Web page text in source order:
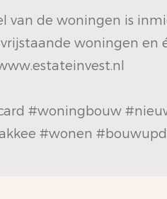
van de woningen is
woningen en
#woningbouw
#wonen